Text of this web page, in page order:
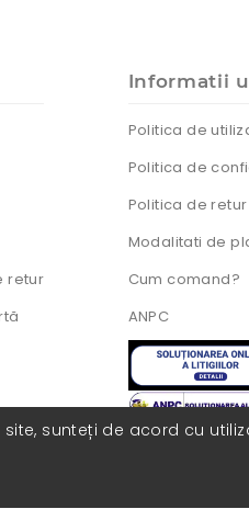
retur
Informatii
Politica de
Politica de
Politica de retur
Modalitati de
Cum comand?
ANPC
sunteți de acord cu